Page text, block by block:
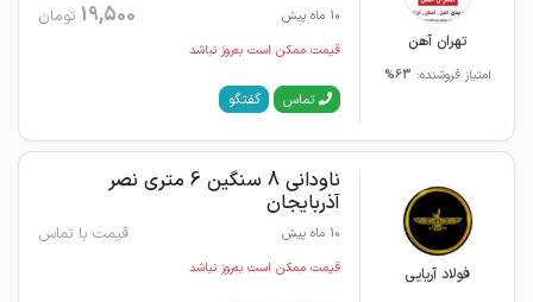
تهران آهن
امتیاز فروشنده: 63%
10 ماه پیش
19,500 تومان
قیمت ممکن است به‌روز نباشد
تماس گفتگو
فولاد آریایی
ناودانی 8 سنگین 6 متری نصر
آذربایجان
10 ماه پیش قیمت با تماس
قیمت ممکن است به‌روز نباشد